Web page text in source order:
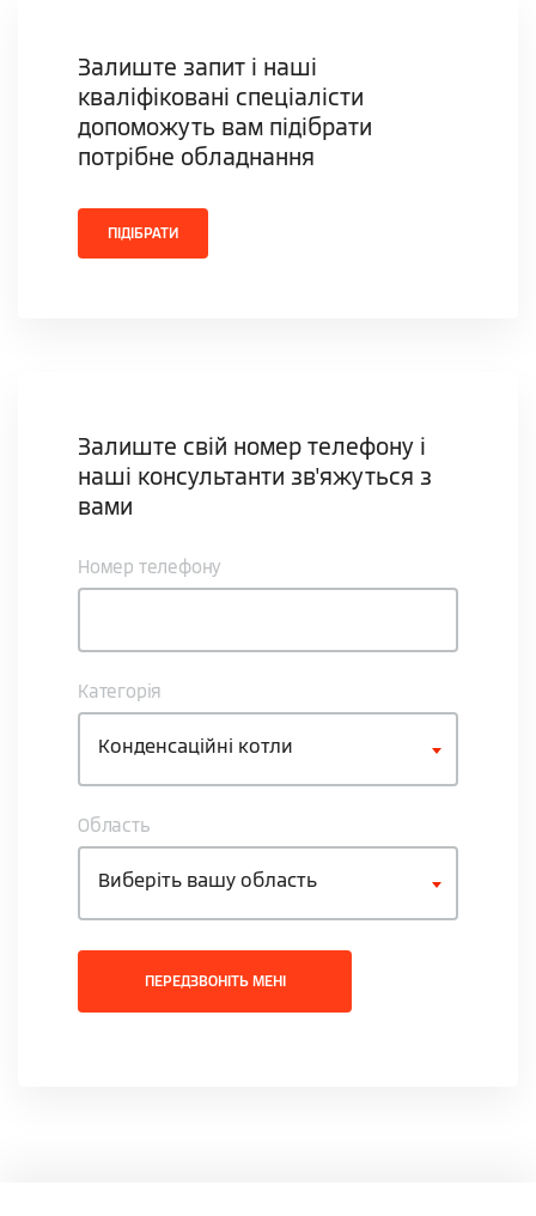
Залиште запит і наші
кваліфіковані спеціалісти
допоможуть вам підібрати
потрібне обладнання
ПІДІБРАТИ
Залиште свій номер телефону і
наші консультанти зв'яжуться з
вами
Номер телефону
Категорія
Конденсаційні котли
Область
Виберіть вашу область
ПЕРЕДЗВОНІТЬ МЕНІ